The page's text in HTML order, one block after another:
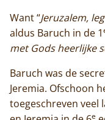
Want “Jeruzalem,
aldus Baruch in de 1
met Gods heerlijke
Baruch was de
Jeremia. Ofschoon
toegeschreven veel
e